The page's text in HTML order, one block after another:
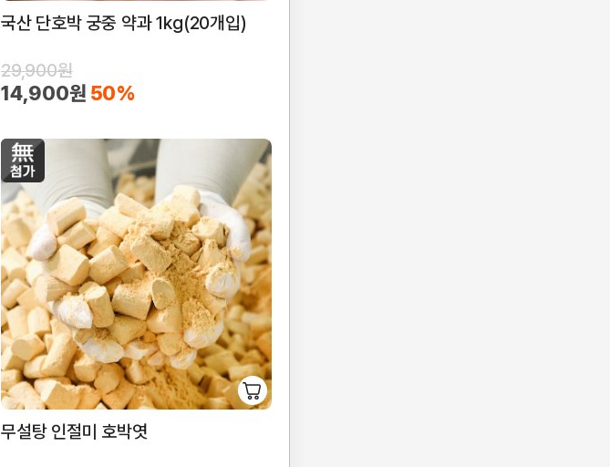
국산 단호박 궁중 약과 1kg(20개입)
29,900원
14,900원 50%
무설탕 인절미 호박엿